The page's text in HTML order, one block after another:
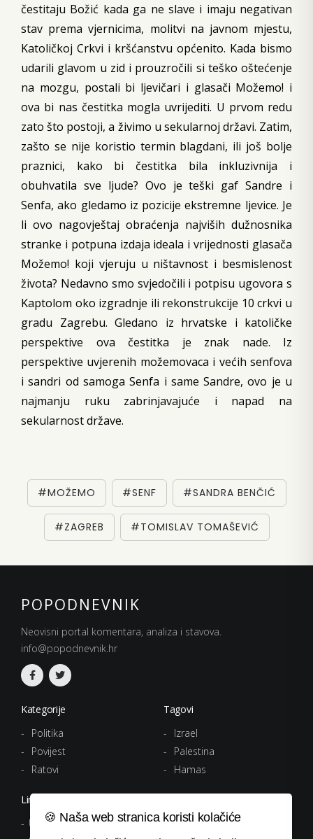
čestitaju Božić kada ga ne slave i imaju negativan
stav prema vjernicima, molitvi na javnom mjestu,
Katoličkoj Crkvi i kršćanstvu općenito. Kada bismo
udarili glavom u zid i prouzročili si teško oštećenje
na mozgu, postali bi ljevičari i glasači Možemo! i
ova bi nas čestitka mogla uvrijediti. U prvom redu
zato što postoji, a živimo u sekularnoj državi. Zatim,
zašto se nije koristio termin blagdani, ili još bolje
praznici, kako bi čestitka bila inkluzivnija i
obuhvatila sve ljude? Ovo je teški gaf Sandre i
Senfa, ako gledamo iz pozicije ekstremne ljevice. Je
li ovo nagovještaj obraćenja najviših dužnosnika
stranke i potpuna izdaja ideala i vrijednosti glasača
Možemo! koji vjeruju u ništavnost i besmislenost
života? Nedavno smo svjedočili i potpisu ugovora s
Kaptolom oko izgradnje ili rekonstrukcije 10 crkvi u
gradu Zagrebu. Gledano iz hrvatske i katoličke
perspektive ova čestitka je znak nade. Iz
perspektive uvjerenih možemovaca i većih senfova
i sandri od samoga Senfa i same Sandre, ovo je u
najmanju ruku zabrinjavajuće i napad na
sekularnost države.
#MOŽEMO #SENF #SANDRA BENČIĆ
#ZAGREB #TOMISLAV TOMAŠEVIĆ
POPODNEVNIK
Neovisni portal komentara, analiza i stavova.
info@popodnevnik.hr
Kategorije
Politika
Povijest
Ratovi
Tagovi
Izrael
Palestina
Hamas
Linkovi
Uvjeti korištenja
🍪 Naša web stranica koristi kolačiće